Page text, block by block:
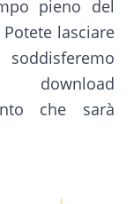
pieno del
lasciare
download
che sarà